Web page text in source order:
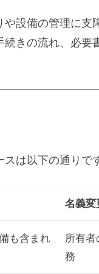
設備の管理に支
きの流れ、必要
は以下の通りです
名義変
も含まれ
所有
務